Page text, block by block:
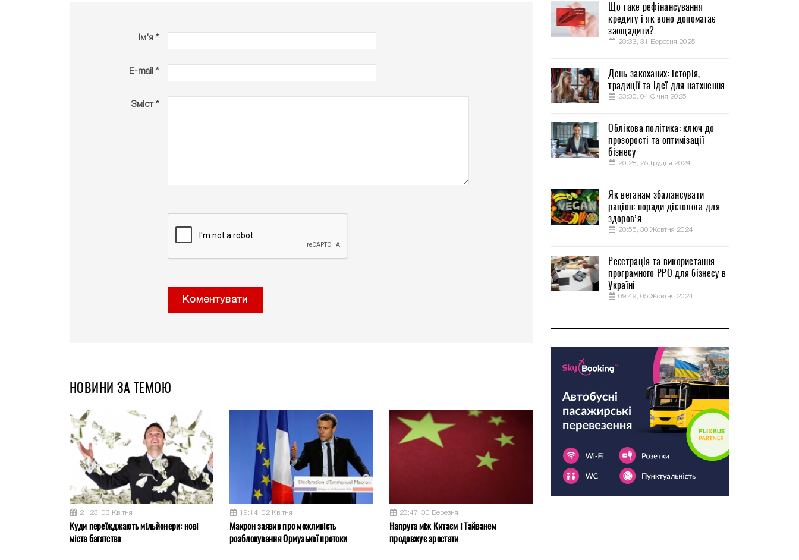
Ім’я *
E-mail *
Зміст *
Коментувати
НОВИНИ ЗА ТЕМОЮ
21:23, 03 Квітня
Куди переїжджають мільйонери: нові
міста багатства
19:14, 02 Квітня
Макрон заявив про можливість
розблокування Ормузької протоки
23:47, 30 Березня
Напруга між Китаєм і Тайванем
продовжує зростати
Що таке рефінансування
кредиту і як воно допомагає
заощадити?
20:33, 31 Березня 2025
День закоханих: історія,
традиції та ідеї для натхнення
23:30, 04 Січня 2025
Облікова політика: ключ до
прозорості та оптимізації
бізнесу
20:28, 25 Грудня 2024
Як веганам збалансувати
раціон: поради дієтолога для
здоров’я
20:55, 30 Жовтня 2024
Реєстрація та використання
програмного РРО для бізнесу в
Україні
09:49, 05 Жовтня 2024